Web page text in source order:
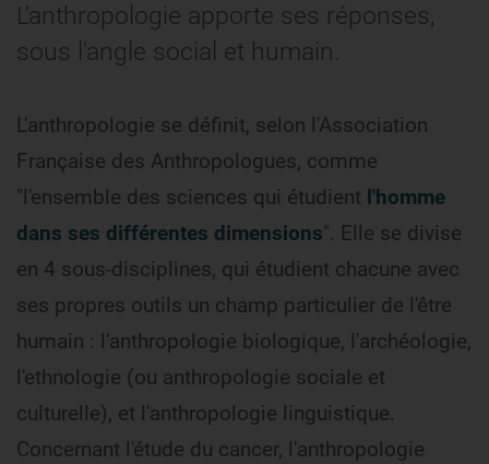
L'anthropologie apporte ses réponses,
sous l'angle social et humain.
L'anthropologie se définit, selon l'Association
Française des Anthropologues, comme
"l'ensemble des sciences qui étudient l'homme
dans ses différentes dimensions ". Elle se divise
en 4 sous-disciplines, qui étudient chacune avec
ses propres outils un champ particulier de l'être
humain : l'anthropologie biologique, l'archéologie,
l'ethnologie (ou anthropologie sociale et
culturelle), et l'anthropologie linguistique.
Concernant l'étude du cancer, l'anthropologie